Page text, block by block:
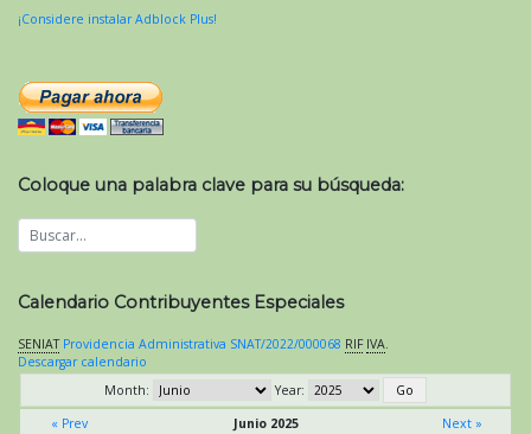
¡Considere instalar Adblock Plus!
Coloque una palabra clave para su búsqueda:
Calendario Contribuyentes Especiales
SENIAT Providencia Administrativa SNAT/2022/000068 RIF IVA.
Descargar calendario
Month:
Year:
« Prev
Junio 2025 Next »